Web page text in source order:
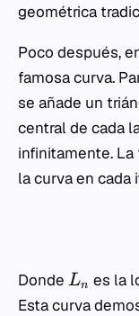
geométrica
Poco después,
famosa curva.
se añade un
central de cada
infinitamente.
la curva en cada
Donde Ln es la
Esta curva